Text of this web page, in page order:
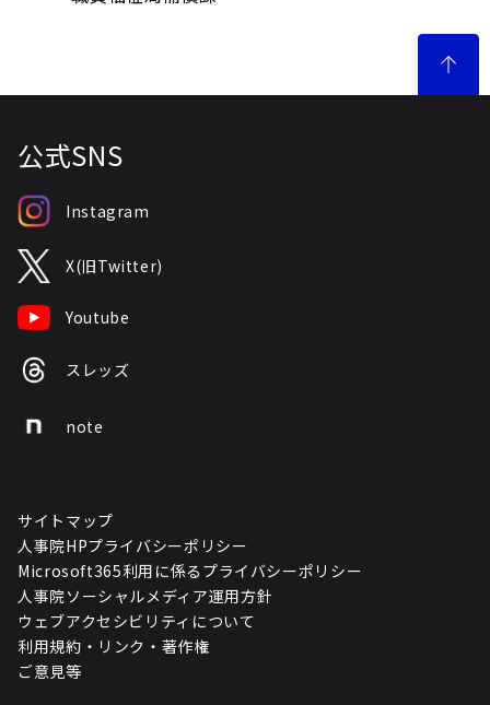
公式SNS
Instagram
X(旧Twitter)
Youtube
スレッズ
note
サイトマップ
人事院HPプライバシーポリシー
Microsoft365利用に係るプライバシーポリシー
人事院ソーシャルメディア運用方針
ウェブアクセシビリティについて
利用規約・リンク・著作権
ご意見等